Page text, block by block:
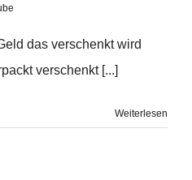
das verschenkt wird
verschenkt [...]
Weiterlesen